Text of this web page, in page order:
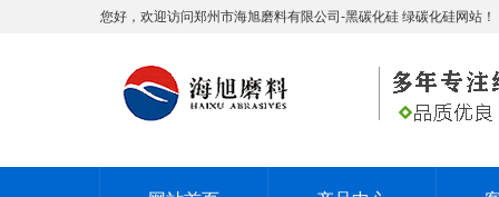
您好，欢迎访问郑州市海旭磨料有限公司-黑碳化硅 绿碳化硅网站！